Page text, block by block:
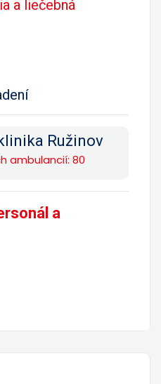
a liečebná
Ružinov
ambulancií: 80
a